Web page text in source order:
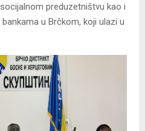
preduzetništvu kao i
u Brčkom, koji ulazi u